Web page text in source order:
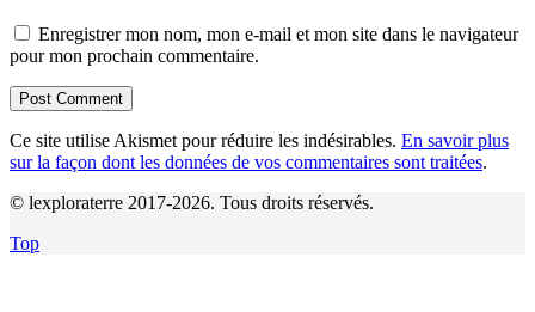
Enregistrer mon nom, mon e-mail et mon site dans le navigateur
pour mon prochain commentaire.
Ce site utilise Akismet pour réduire les indésirables. En savoir plus
sur la façon dont les données de vos commentaires sont traitées.
© lexploraterre 2017-2026. Tous droits réservés.
Top